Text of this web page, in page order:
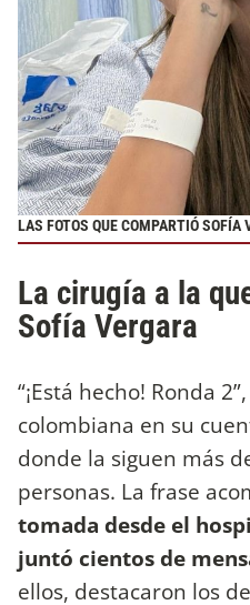
LAS FOTOS QUE COMPARTIÓ SOFÍA
La cirugía a la
Sofía Vergara
“¡Está hecho! Ronda
colombiana en su
donde la siguen más
personas. La frase
tomada desde el
juntó cientos de
ellos, destacaron los